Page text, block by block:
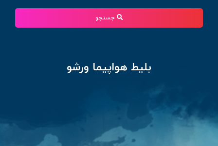
جستجو
بلیط هواپیما ورشو